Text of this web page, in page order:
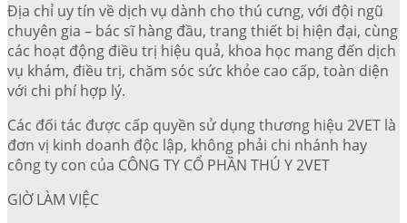
Địa chỉ uy tín về dịch vụ dành cho thú cưng, với đội ngũ
chuyên gia – bác sĩ hàng đầu, trang thiết bị hiện đại, cùng
các hoạt động điều trị hiệu quả, khoa học mang đến dịch
vụ khám, điều trị, chăm sóc sức khỏe cao cấp, toàn diện
với chi phí hợp lý.
Các đối tác được cấp quyền sử dụng thương hiệu 2VET là
đơn vị kinh doanh độc lập, không phải chi nhánh hay
công ty con của CÔNG TY CỔ PHẦN THÚ Y 2VET
GIỜ LÀM VIỆC